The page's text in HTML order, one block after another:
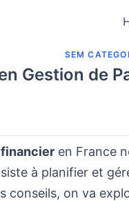
SEM
Gestion de
en France
à planifier et
conseils, on va